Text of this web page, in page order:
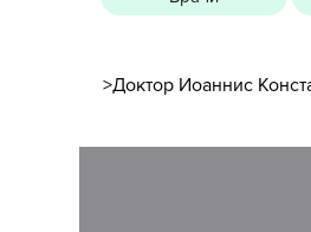
>Доктор Иоаннис